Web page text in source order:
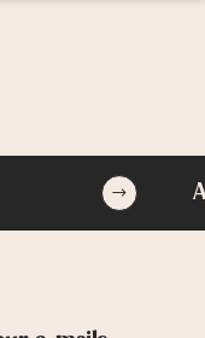
DES ARTS
DE RENAVA